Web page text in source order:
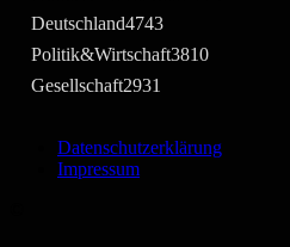
Deutschland4743
Politik&Wirtschaft3810
Gesellschaft2931
Datenschutzerklärung
Impressum